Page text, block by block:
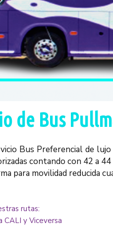
de Bus
Bus Preferencial de
contando con 42 a
para movilidad reducida
rutas:
CALI y Viceversa